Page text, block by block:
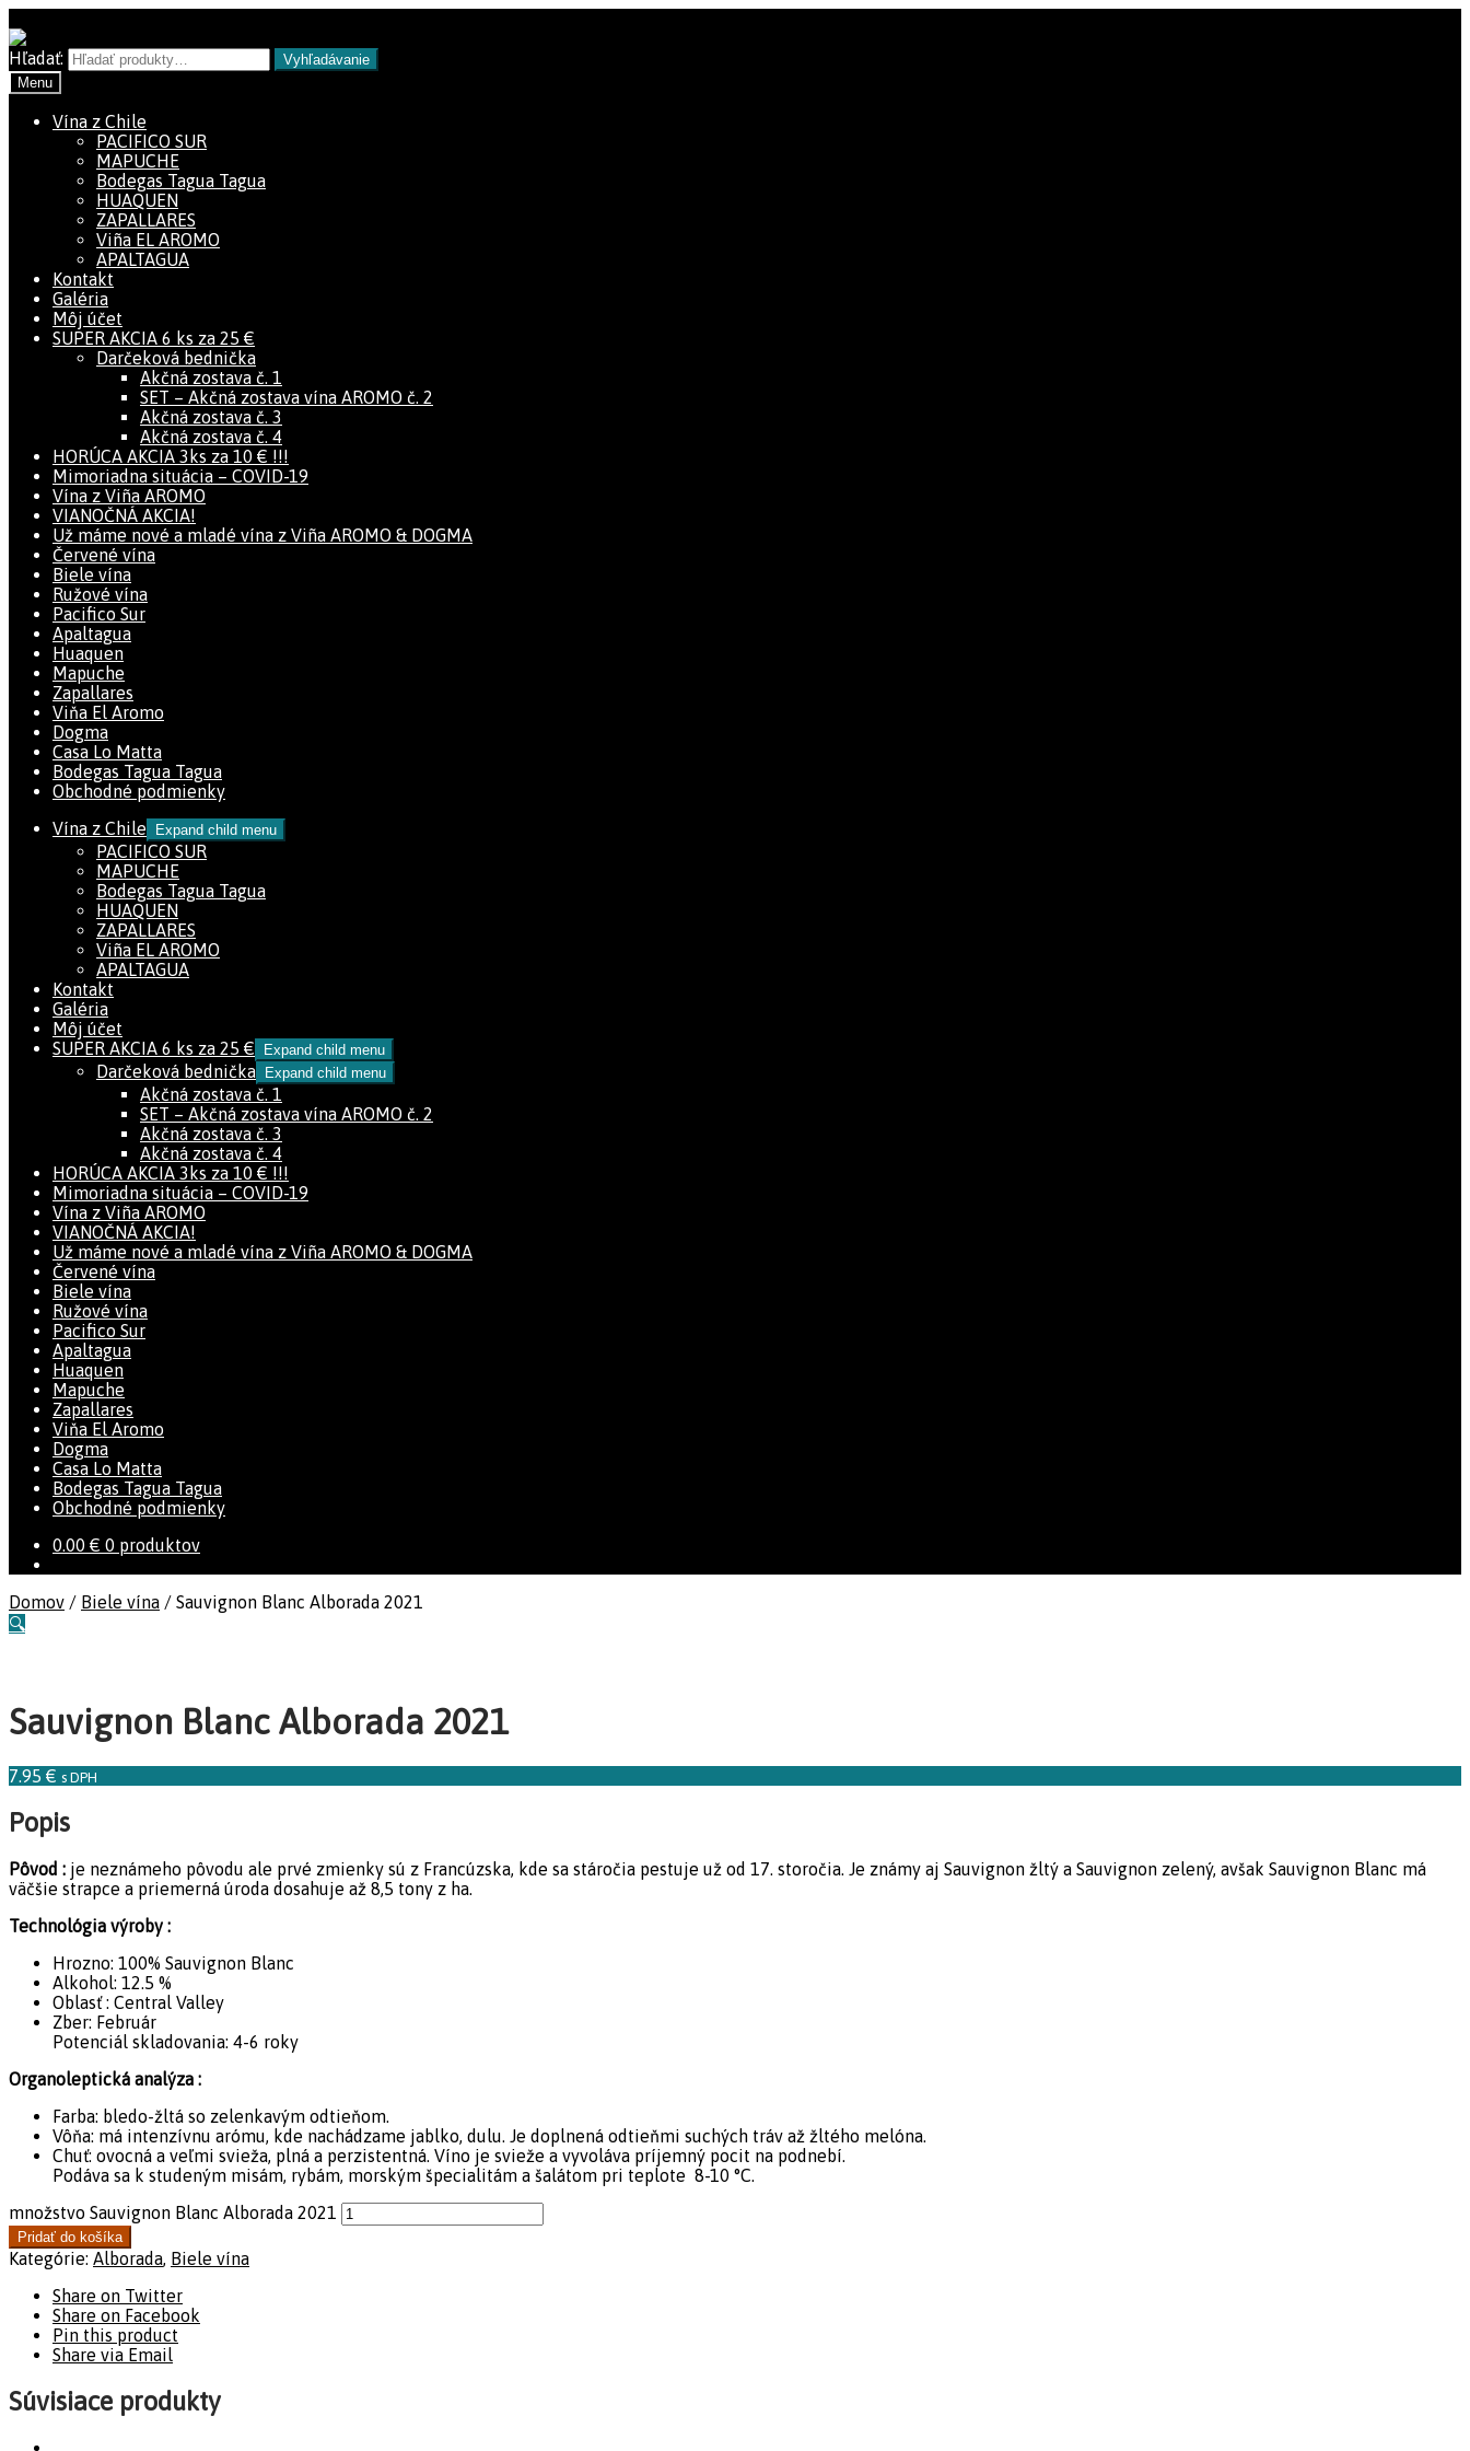
Hľadať:
Vyhľadávanie
Menu
Vína z Chile
PACIFICO SUR
MAPUCHE
Bodegas Tagua Tagua
HUAQUEN
ZAPALLARES
Viña EL AROMO
APALTAGUA
Kontakt
Galéria
Môj účet
SUPER AKCIA 6 ks za 25 €
Darčeková bednička
Akčná zostava č. 1
SET – Akčná zostava vína AROMO č. 2
Akčná zostava č. 3
Akčná zostava č. 4
HORÚCA AKCIA 3ks za 10 € !!!
Mimoriadna situácia – COVID-19
Vína z Viña AROMO
VIANOČNÁ AKCIA!
Už máme nové a mladé vína z Viña AROMO & DOGMA
Červené vína
Biele vína
Ružové vína
Pacifico Sur
Apaltagua
Huaquen
Mapuche
Zapallares
Viňa El Aromo
Dogma
Casa Lo Matta
Bodegas Tagua Tagua
Obchodné podmienky
Vína z Chile
Expand child menu
PACIFICO SUR
MAPUCHE
Bodegas Tagua Tagua
HUAQUEN
ZAPALLARES
Viña EL AROMO
APALTAGUA
Kontakt
Galéria
Môj účet
SUPER AKCIA 6 ks za 25 €
Expand child menu
Darčeková bednička Expand child menu
Akčná zostava č. 1
SET – Akčná zostava vína AROMO č. 2
Akčná zostava č. 3
Akčná zostava č. 4
HORÚCA AKCIA 3ks za 10 € !!!
Mimoriadna situácia – COVID-19
Vína z Viña AROMO
VIANOČNÁ AKCIA!
Už máme nové a mladé vína z Viña AROMO & DOGMA
Červené vína
Biele vína
Ružové vína
Pacifico Sur
Apaltagua
Huaquen
Mapuche
Zapallares
Viňa El Aromo
Dogma
Casa Lo Matta
Bodegas Tagua Tagua
Obchodné podmienky
0.00 € 0 produktov
Domov / Biele vína / Sauvignon Blanc Alborada 2021
🔍
Sauvignon Blanc Alborada 2021
7.95 € s DPH
Popis
Pôvod : je neznámeho pôvodu ale prvé zmienky sú z Francúzska, kde sa stáročia pestuje už od 17. storočia. Je známy aj Sauvignon žltý a Sauvignon zelený, avšak Sauvignon Blanc má
väčšie strapce a priemerná úroda dosahuje až 8,5 tony z ha.
Technológia výroby :
Hrozno: 100% Sauvignon Blanc
Alkohol: 12.5 %
Oblasť : Central Valley
Zber: Február
Potenciál skladovania: 4-6 roky
Organoleptická analýza :
Farba: bledo-žltá so zelenkavým odtieňom.
Vôňa: má intenzívnu arómu, kde nachádzame jablko, dulu. Je doplnená odtieňmi suchých tráv až žltého melóna.
Chuť: ovocná a veľmi svieža, plná a perzistentná. Víno je svieže a vyvoláva príjemný pocit na podnebí.
Podáva sa k studeným misám, rybám, morským špecialitám a šalátom pri teplote 8-10 °C.
množstvo Sauvignon Blanc Alborada 2021
Pridať do košíka
Kategórie: Alborada, Biele vína
Share on Twitter
Share on Facebook
Pin this product
Share via Email
Súvisiace produkty